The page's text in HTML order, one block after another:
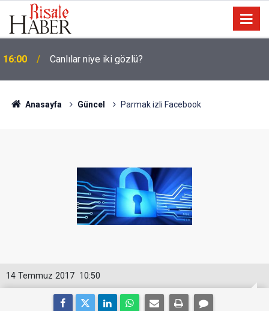
15:35 Sosyal medya, derslerde başarısızlığa yol açıyor
Anasayfa Güncel Parmak izli Facebook
10:50
14 Temmuz 2017